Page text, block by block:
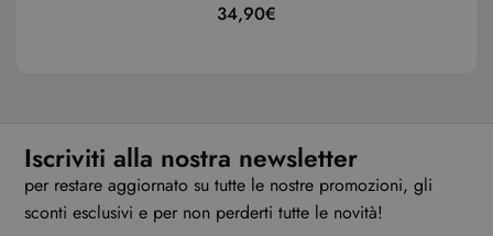
34,90€
Iscriviti alla nostra newsletter
per restare aggiornato su tutte le nostre promozioni, gli
sconti esclusivi e per non perderti tutte le novità!